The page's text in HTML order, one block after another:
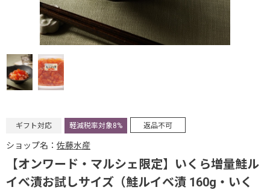
ギフト対応 軽減税率対象8% 返品不可
ショップ名： 佐藤水産
【オンワード・マルシェ限定】いくら増量鮭ル
イべ漬お試しサイズ（鮭ルイベ漬 160g・いく